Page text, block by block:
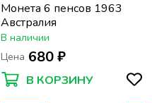
Монета 6 пенсов 1963
Австралия
В наличии
Цена 680 ₽
В КОРЗИНУ